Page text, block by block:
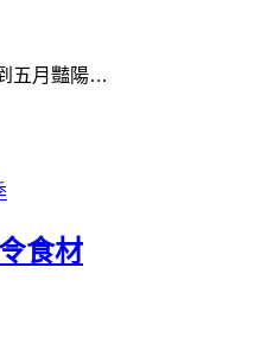
五月豔陽…
食材